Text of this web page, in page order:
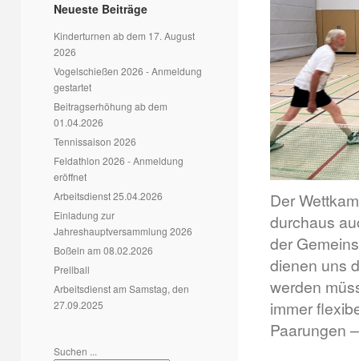
Neueste Beiträge
Kinderturnen ab dem 17. August
2026
Vogelschießen 2026 - Anmeldung
gestartet
Beitragserhöhung ab dem
01.04.2026
Tennissaison 2026
Feldathlon 2026 - Anmeldung
eröffnet
Arbeitsdienst 25.04.2026
Einladung zur
Jahreshauptversammlung 2026
Boßeln am 08.02.2026
Prellball
Arbeitsdienst am Samstag, den
27.09.2025
Suchen ...
Der
durchaus
der
dienen uns
werden
immer
Paarungen